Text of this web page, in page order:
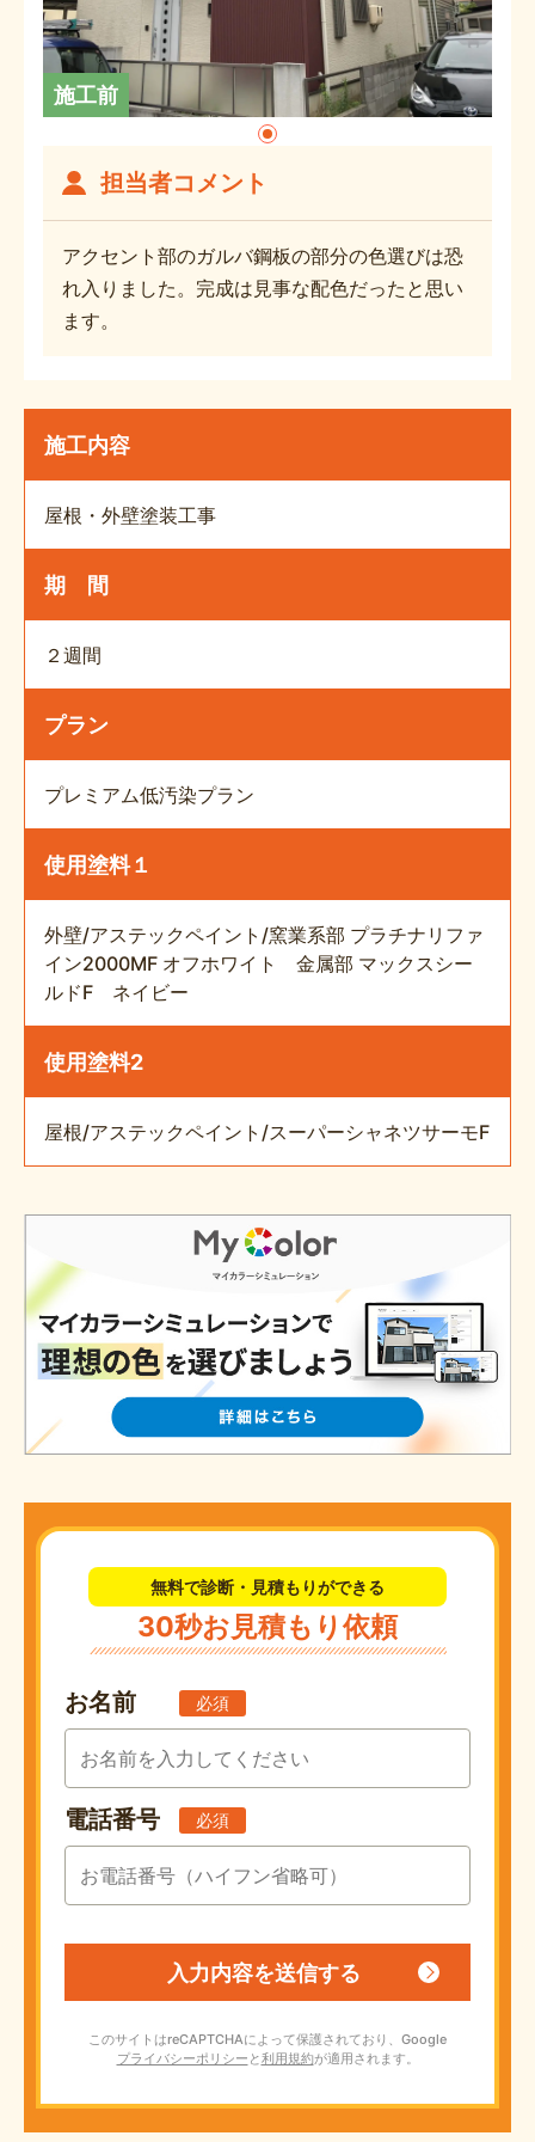
施工前
担当者コメント
アクセント部のガルバ鋼板の部分の色選びは恐
れ入りました。完成は見事な配色だったと思い
ます。
施工内容
屋根・外壁塗装工事
期 間
２週間
プラン
プレミアム低汚染プラン
使用塗料１
外壁/アステックペイント/窯業系部 プラチナリファ
イン2000MF オフホワイト 金属部 マックスシー
ルドF ネイビー
使用塗料2
屋根/アステックペイント/スーパーシャネツサーモF
無料で診断・見積もりができる
30秒お見積もり依頼
お名前 必須
電話番号 必須
このサイトはreCAPTCHAによって保護されており、Google
プライバシーポリシー と利用規約が適用されます。